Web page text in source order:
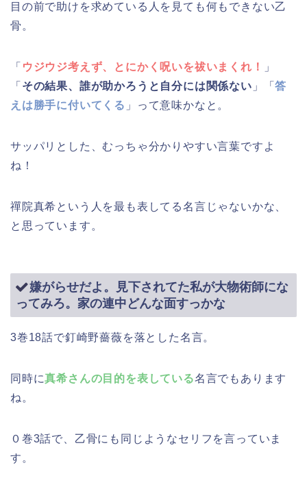
目の前で助けを求めている人を見ても何もできない乙
骨。
「 ウジウジ考えず、とにかく呪いを祓いまくれ！
」
「 その結果、誰が助かろうと自分には関係ない 」「答
えは勝手に付いてくる 」って意味かなと。
サッパリとした、むっちゃ分かりやすい言葉ですよ
ね！
禪院真希という人を最も表してる名言じゃないかな、
と思っています。
嫌がらせだよ。見下されてた私が大物術師にな
ってみろ。家の連中どんな面すっかな
3巻18話で釘崎野薔薇を落とした名言。
同時に真希さんの目的を表している名言でもあります
ね。
０巻3話で、乙骨にも同じようなセリフを言っていま
す。